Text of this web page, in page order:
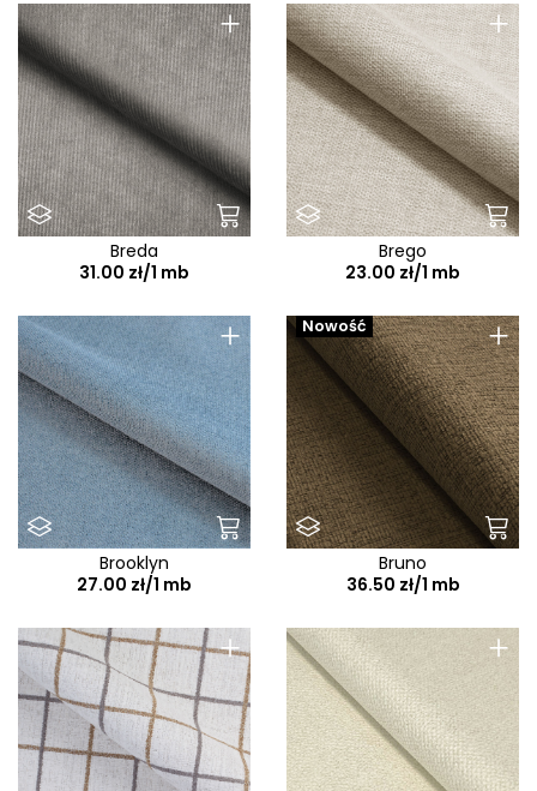
+
Breda
31.00 zł/1 mb
+
Brego
23.00 zł/1 mb
+
Brooklyn
27.00 zł/1 mb
+
Nowość
Bruno
36.50 zł/1 mb
+ +